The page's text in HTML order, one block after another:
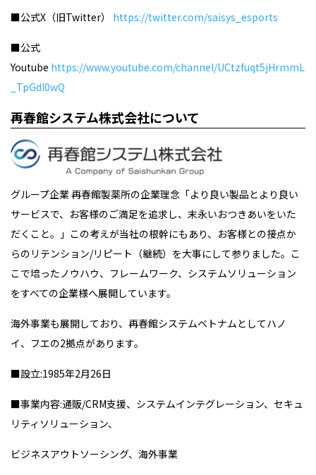
■公式X（旧Twitter） https://twitter.com/saisys_esports
■公式
Youtube https://www.youtube.com/channel/UCtzfuqt5jHrmmL
_TpGdl0wQ
再春館システム株式会社について
グループ企業 再春館製薬所の企業理念「より良い製品とより良い
サービスで、お客様のご満足を追求し、末永いおつきあいをいた
だくこと。」この考えが当社の根幹にもあり、お客様との接点か
らのリテンション/リピート（継続）を大事にして参りました。こ
こで培ったノウハウ、フレームワーク、システムソリューション
をすべての企業様へ展開しています。
海外事業も展開しており、再春館システムベトナムとしてハノ
イ、フエの2拠点があります。
■設立:1985年2月26日
■事業内容:通販/CRM支援、システムインテグレーション、セキュ
リティソリューション、
ビジネスアウトソーシング、海外事業